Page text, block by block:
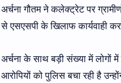
अर्चना गौतम ने कलेक्ट्रेट पर
से एसएसपी के खिलाफ कार्यवाही
अर्चना के साथ बड़ी संख्या में लोगों
आरोपियों को पुलिस बचा रही है